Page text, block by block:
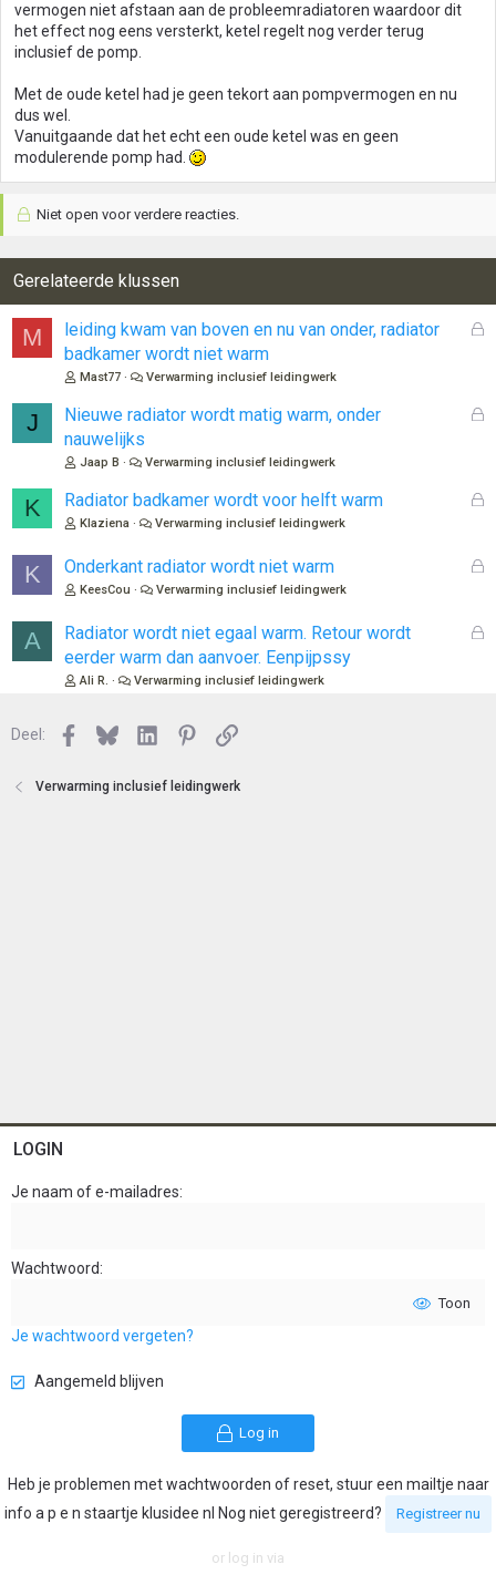
vermogen niet afstaan aan de probleemradiatoren waardoor dit
het effect nog eens versterkt, ketel regelt nog verder terug
inclusief de pomp.
Met de oude ketel had je geen tekort aan pompvermogen en nu
dus wel.
Vanuitgaande dat het echt een oude ketel was en geen
modulerende pomp had.
Niet open voor verdere reacties.
Gerelateerde klussen
M
G
o
leiding kwam van boven en nu van onder, radiator
badkamer wordt niet warm
Mast77 Verwarming inclusief leidingwerk
J
G
o
Nieuwe radiator wordt matig warm, onder
nauwelijks
Jaap B Verwarming inclusief leidingwerk
K
G
l
n
Radiator badkamer wordt voor helft warm
Klaziena Verwarming inclusief leidingwerk
K
G
l
Onderkant radiator wordt niet warm
KeesCou Verwarming inclusief leidingwerk
A
G
Radiator wordt niet egaal warm. Retour wordt
eerder warm dan aanvoer. Eenpijpssy
Ali R. Verwarming inclusief leidingwerk
Deel: Facebook
BlueskyLinkedInPinterest
Link
Verwarming inclusief leidingwerk
LOGIN
Je naam of e-mailadres
Wachtwoord
Toon
Je wachtwoord vergeten?
Aangemeld blijven
Log in
Heb je problemen met wachtwoorden of reset, stuur een mailtje naar
info a p e n staartje klusidee nl Nog niet geregistreerd?
Registreer nu
or log in via